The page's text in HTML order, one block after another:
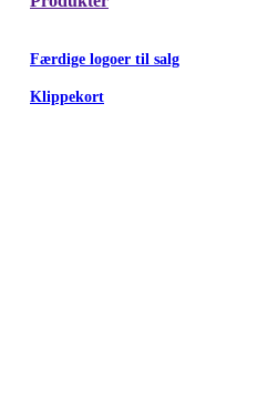
Færdige logoer til salg
Klippekort